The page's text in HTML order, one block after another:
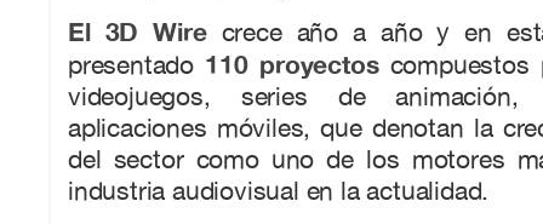
El 3D Wire crece año a año y en
presentado 110 proyectos compuestos
videojuegos, series de animación,
aplicaciones móviles, que denotan la
del sector como uno de los motores
industria audiovisual en la actualidad.